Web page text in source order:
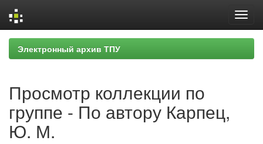
Skip
navigation
Электронный архив ТПУ
Просмотр коллекции по
группе - По автору Карпец,
Ю. М.